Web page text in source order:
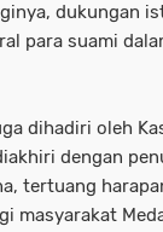
dukungan
para suami
dihadiri oleh
dengan
tertuang
masyarakat